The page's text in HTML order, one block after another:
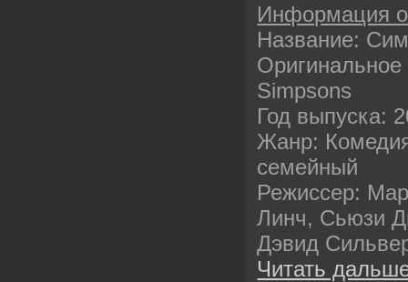
Информация
Название:
Simpsons
Год выпуска:
Жанр:
семейный
Режиссер:
Линч, Сьюзи
Дэвид
Читать